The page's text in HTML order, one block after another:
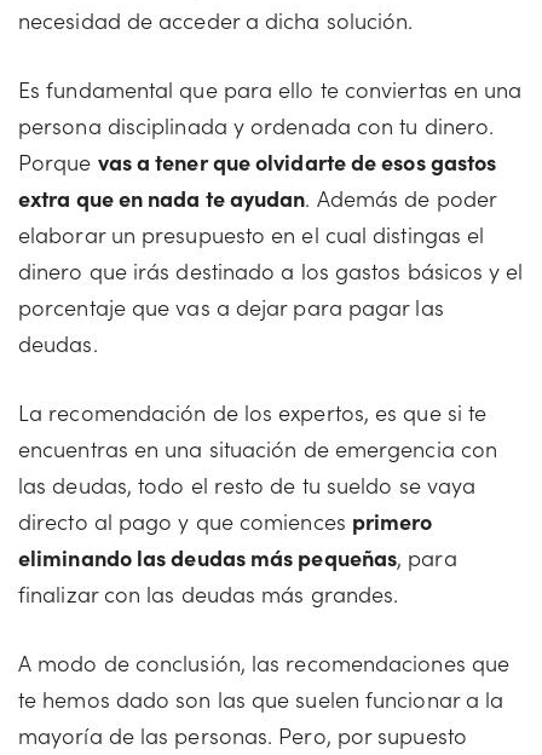
necesidad de acceder a dicha solución.
Es fundamental que para ello te conviertas en una
persona disciplinada y ordenada con tu dinero.
Porque vas a tener que olvidarte de esos gastos
extra que en nada te ayudan. Además de poder
elaborar un presupuesto en el cual distingas el
dinero que irás destinado a los gastos básicos y el
porcentaje que vas a dejar para pagar las
deudas.
La recomendación de los expertos, es que si te
encuentras en una situación de emergencia con
las deudas, todo el resto de tu sueldo se vaya
directo al pago y que comiences primero
eliminando las deudas más pequeñas, para
finalizar con las deudas más grandes.
A modo de conclusión, las recomendaciones que
te hemos dado son las que suelen funcionar a la
mayoría de las personas. Pero, por supuesto